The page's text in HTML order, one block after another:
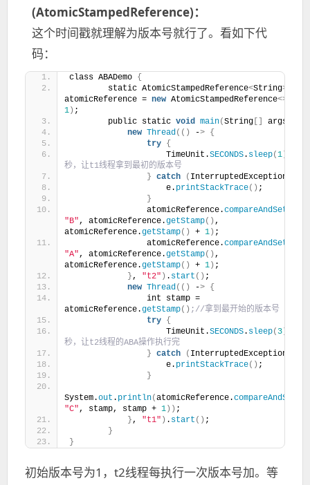
(AtomicStampedReference)：
这个时间戳就理解为版本号就行了。看如下代
码：
class ABADemo {
        static AtomicStampedReference
<String>
atomicReference = new AtomicStampedReference<>(
1 ) ;
        public static
void main(String args
new Thread(() -> {
try {
                    TimeUnit.
SECONDS. sleep(1
秒，让t1线程拿到最初的版本号
} catch ( InterruptedException e
                    e.
printStackTrace() ;
}
                atomicReference.
compareAndSet
"B", atomicReference.getStamp() ,
atomicReference.getStamp() + 1 ) ;
                atomicReference.
compareAndSet
"A", atomicReference.getStamp() ,
atomicReference.getStamp() + 1 ) ;
}, "t2" ) . start () ;
new Thread(() -> {
                int stamp =
atomicReference.getStamp() ;//拿到最开始的版本号
try {
                    TimeUnit.
SECONDS. sleep( 3
秒，让t2线程的ABA操作执行完
} catch ( InterruptedException e
                    e.
printStackTrace() ;
}
System.out . println(atomicReference.compareAndSet
"C", stamp, stamp + 1 )) ;
}, "t1" ) . start () ;
}
}
初始版本号为1，t2线程每执行一次版本号加。等